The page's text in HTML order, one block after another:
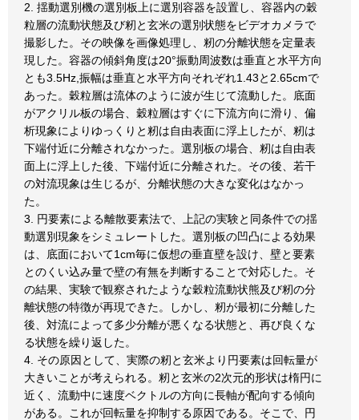
2. 揺動選別機の選別板上に選別容器を設置し、容器内の穀
粒層の流動状態及び籾と玄米の選別状態をビデオカメラで
撮影した。その映像を画像処理し、籾の分離状態を定量表
現した。容器の傾斜角度は20°振動周波数は垂直と水平方向
とも3.5Hz,振幅は垂直と水平方向それぞれ1.43と2.65cmで
あった。穀粒層は流体のように波が生じて流動した。底面
がアクリル板の場合、穀粒層はすぐに下流方向に滑り、偏
析現象によりゆっくりと籾は自由表面に浮上したが、籾は
下端付近に分離されなかった。選別板の場合、籾は自由表
面上に浮上した後、下端付近に分離された。その後、若干
の対流現象は生じるが、分離状態の大きな変化はなかっ
た。
3. 円要素による離散要素法で、上記の実験と同条件での揺
動選別現象をシミュレートした。選別板の凹凸による効果
は、底面において1cm毎に仮想の垂直壁を設け、壁と要素
とのくい込み量で壁の有無を判断することで対応した。そ
の結果、実験で観察されたような穀粒流動状熊及び籾の分
離状態の特徴が再現できた。しかし、籾が最初に分離した
後、対流によって多少分離が悪くなる状態と、再び良くな
る状態を繰り返した。
4. その原因として、実際の籾と玄米より円要素は回転量が
大きいことが考えられる。籾と玄米の2次元的形状は楕円に
近く、流動中に速度ベクトルの方向に長軸が配向する傾向
がある。これが回転量を抑制する原因である。そこで、円